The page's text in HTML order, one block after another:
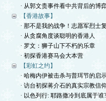
· 从郭文贵事件看中共背后的博
【香港故事】
· 那不是我的战争！志愿军烈士
· 从贪腐角度谈聪明的香港人
· 罗文：狮子山下不朽的乐章
· 初探香港赛马会大本营
【彩虹之约】
· 哈梅内伊被击杀与普珥节的启
· 访台初探蒋介石的真实宗教信仰
· 以色列行: 耶路撒冷到底属于谁?